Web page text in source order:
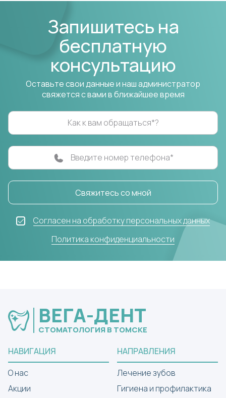
Запишитесь на
бесплатную
консультацию
Оставьте свои данные и наш администратор
свяжется с вами в ближайшее время
Как к вам обращаться*?
Введите номер телефона*
Свяжитесь со мной
Согласен на обработку персональных данных
Политика конфиденциальности
ВЕГА-ДЕНТ
СТОМАТОЛОГИЯ В ТОМСКЕ
НАВИГАЦИЯ
О нас
Акции
НАПРАВЛЕНИЯ
Лечение зубов
Гигиена и профилактика